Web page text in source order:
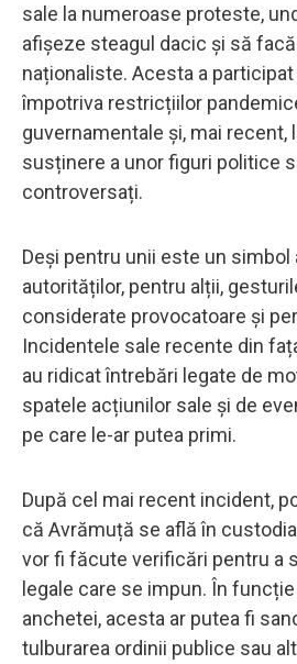
sale la numeroase proteste,
afișeze steagul dacic și să
naționaliste. Acesta a
împotriva restricțiilor
guvernamentale și, mai recent,
susținere a unor figuri politice
controversați.
Deși pentru unii este un
autorităților, pentru alții,
considerate provocatoare și
Incidentele sale recente din
au ridicat întrebări legate de
spatele acțiunilor sale și de
pe care le-ar putea primi.
După cel mai recent incident,
că Avrămuță se află în
vor fi făcute verificări pentru a
legale care se impun. În
anchetei, acesta ar putea fi
tulburarea ordinii publice sau